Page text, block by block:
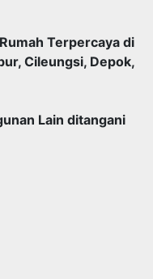
Terpercaya di
Cileungsi, Depok,
Lain ditangani